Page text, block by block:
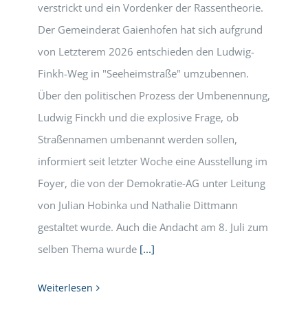
verstrickt und ein Vordenker der Rassentheorie.
Der Gemeinderat Gaienhofen hat sich aufgrund
von Letzterem 2026 entschieden den Ludwig-
Finkh-Weg in "Seeheimstraße" umzubennen.
Über den politischen Prozess der Umbenennung,
Ludwig Finckh und die explosive Frage, ob
Straßennamen umbenannt werden sollen,
informiert seit letzter Woche eine Ausstellung im
Foyer, die von der Demokratie-AG unter Leitung
von Julian Hobinka und Nathalie Dittmann
gestaltet wurde. Auch die Andacht am 8. Juli zum
selben Thema wurde [...]
Weiterlesen